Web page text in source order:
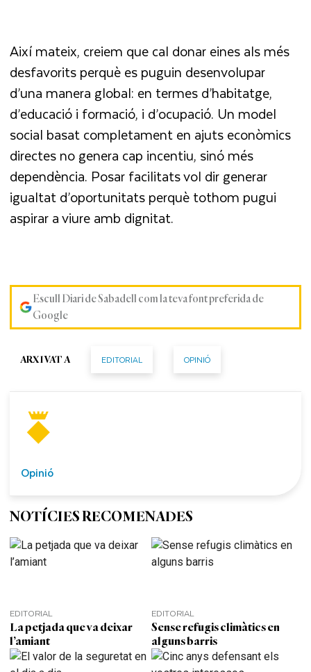
Així mateix, creiem que cal donar eines als més
desfavorits perquè es puguin desenvolupar
d’una manera global: en termes d’habitatge,
d’educació i formació, i d’ocupació. Un model
social basat completament en ajuts econòmics
directes no genera cap incentiu, sinó més
dependència. Posar facilitats vol dir generar
igualtat d’oportunitats perquè tothom pugui
aspirar a viure amb dignitat.
Escull Diari de Sabadell com la teva font preferida de
Google
ARXIVAT A EDITORIAL OPINIÓ
Opinió
NOTÍCIES RECOMENADES
EDITORIAL
La petjada que va deixar
l’amiant
EDITORIAL
Sense refugis climàtics en
alguns barris